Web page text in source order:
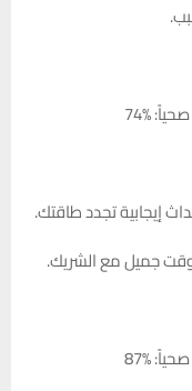
إيجابية تجدد طاقتك.
جميل مع الشريك.